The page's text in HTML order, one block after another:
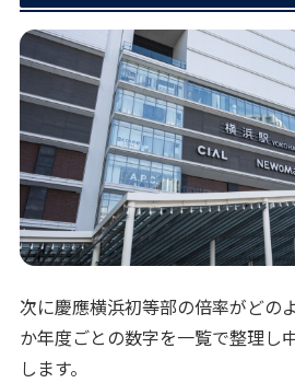
次に慶應横浜初等部の倍率がどの
か年度ごとの数字を一覧で整理し
します。